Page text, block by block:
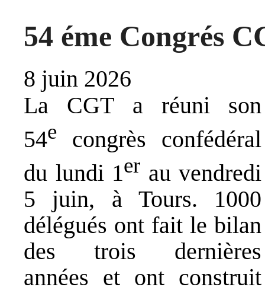
54 éme Congrés
8 juin 2026
La CGT a réuni son
54e congrès confédéral
du lundi 1er au vendredi
5 juin, à Tours. 1000
délégués ont fait le bilan
des trois dernières
années et ont construit